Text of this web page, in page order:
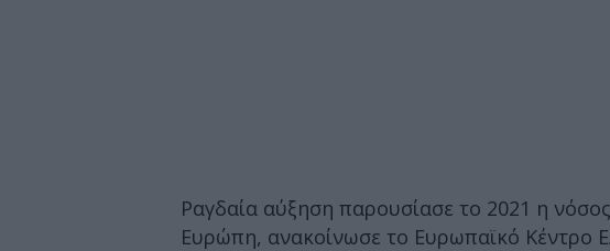
Ραγδαία αύξηση παρουσίασε το 2021 η
Ευρώπη, ανακοίνωσε το Ευρωπαϊκό Κέντρο